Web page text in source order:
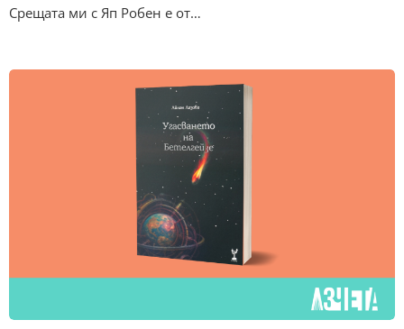
Срещата ми с Яп Робен е от…